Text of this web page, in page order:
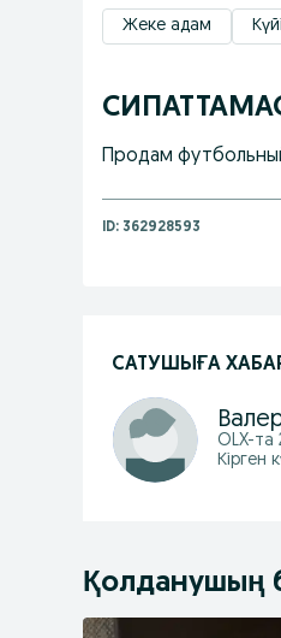
Жеке адам
Продам
ID: 362928593
САТУШЫҒА
OLX-та
Кірген
Қолданушың